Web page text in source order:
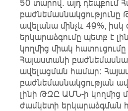
50 տարով․ այդ դեպքում
բաժնեմասնակցությունը
ավելանա մինչև 49%,
երկարաձգումը պետք է
կողմից միակ
Հայաստանի
ավելացման համար:
բաժնեմասնակցության
լինի ԹԶԸ ԱՄՆ-ի կողմից
ժամկետի երկարաձգման